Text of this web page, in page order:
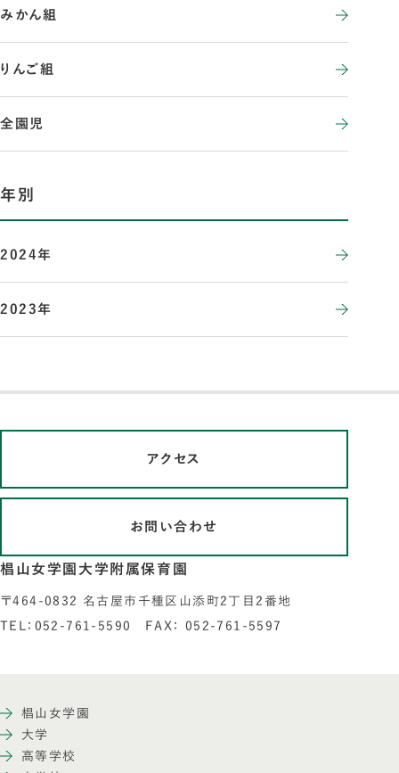
みかん組
りんご組
全園児
年別
2024年
2023年
アクセス
お問い合わせ
椙山女学園大学附属保育園
〒464-0832 名古屋市千種区山添町2丁目2番地
TEL：052-761-5590 FAX： 052-761-5597
椙山女学園
大学
高等学校